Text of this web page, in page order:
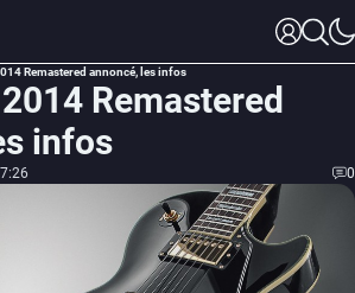
Remastered annoncé, les infos
Remastered
infos
0